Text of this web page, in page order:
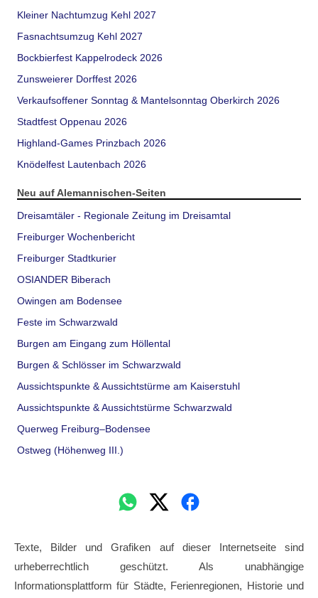
Kleiner Nachtumzug Kehl 2027
Fasnachtsumzug Kehl 2027
Bockbierfest Kappelrodeck 2026
Zunsweierer Dorffest 2026
Verkaufsoffener Sonntag & Mantelsonntag Oberkirch 2026
Stadtfest Oppenau 2026
Highland-Games Prinzbach 2026
Knödelfest Lautenbach 2026
Neu auf Alemannischen-Seiten
Dreisamtäler - Regionale Zeitung im Dreisamtal
Freiburger Wochenbericht
Freiburger Stadtkurier
OSIANDER Biberach
Owingen am Bodensee
Feste im Schwarzwald
Burgen am Eingang zum Höllental
Burgen & Schlösser im Schwarzwald
Aussichtspunkte & Aussichtstürme am Kaiserstuhl
Aussichtspunkte & Aussichtstürme Schwarzwald
Querweg Freiburg–Bodensee
Ostweg (Höhenweg III.)
Texte, Bilder und Grafiken auf dieser Internetseite sind
urheberrechtlich geschützt. Als unabhängige
Informationsplattform für Städte, Ferienregionen, Historie und